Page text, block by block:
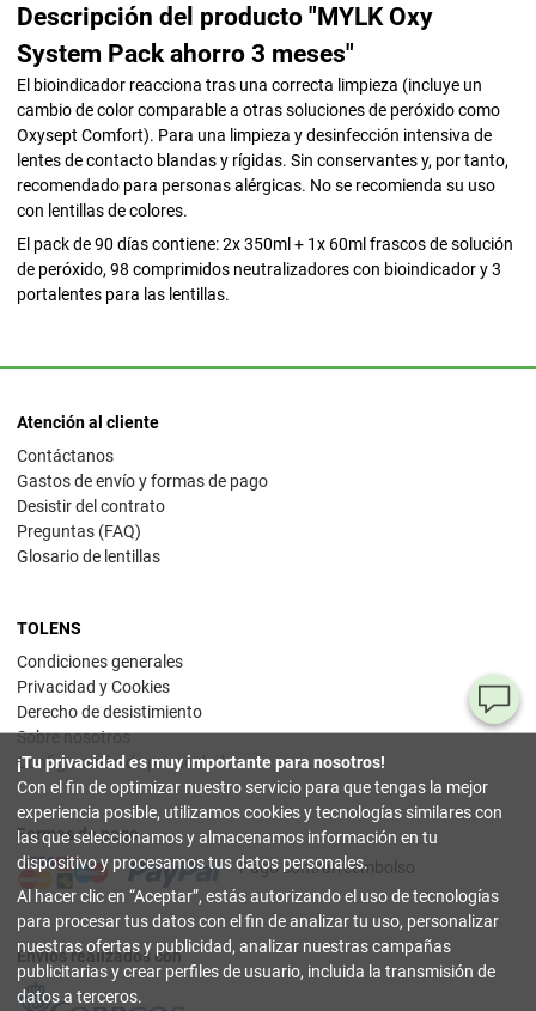
Descripción del producto "MYLK Oxy
System Pack ahorro 3 meses"
El bioindicador reacciona tras una correcta limpieza (incluye un
cambio de color comparable a otras soluciones de peróxido como
Oxysept Comfort). Para una limpieza y desinfección intensiva de
lentes de contacto blandas y rígidas. Sin conservantes y, por tanto,
recomendado para personas alérgicas. No se recomienda su uso
con lentillas de colores.
El pack de 90 días contiene: 2x 350ml + 1x 60ml frascos de solución
de peróxido, 98 comprimidos neutralizadores con bioindicador y 3
portalentes para las lentillas.
Atención al cliente
Contáctanos
Gastos de envío y formas de pago
Desistir del contrato
Preguntas (FAQ)
Glosario de lentillas
TOLENS
Condiciones generales
Privacidad y Cookies
Derecho de desistimiento
Sobre nosotros
Configuración de privacidad
Formas de pago
Pago contrarreembolso
Envíos realizados con
¡Tu privacidad es muy importante para nosotros!
Con el fin de optimizar nuestro servicio para que tengas la mejor
experiencia posible, utilizamos cookies y tecnologías similares con
las que seleccionamos y almacenamos información en tu
dispositivo y procesamos tus datos personales.
Al hacer clic en Aceptar , estás autorizando el uso de tecnologías
para procesar tus datos con el fin de analizar tu uso, personalizar
nuestras ofertas y publicidad, analizar nuestras campañas
publicitarias y crear perfiles de usuario, incluida la transmisión de
datos a terceros.